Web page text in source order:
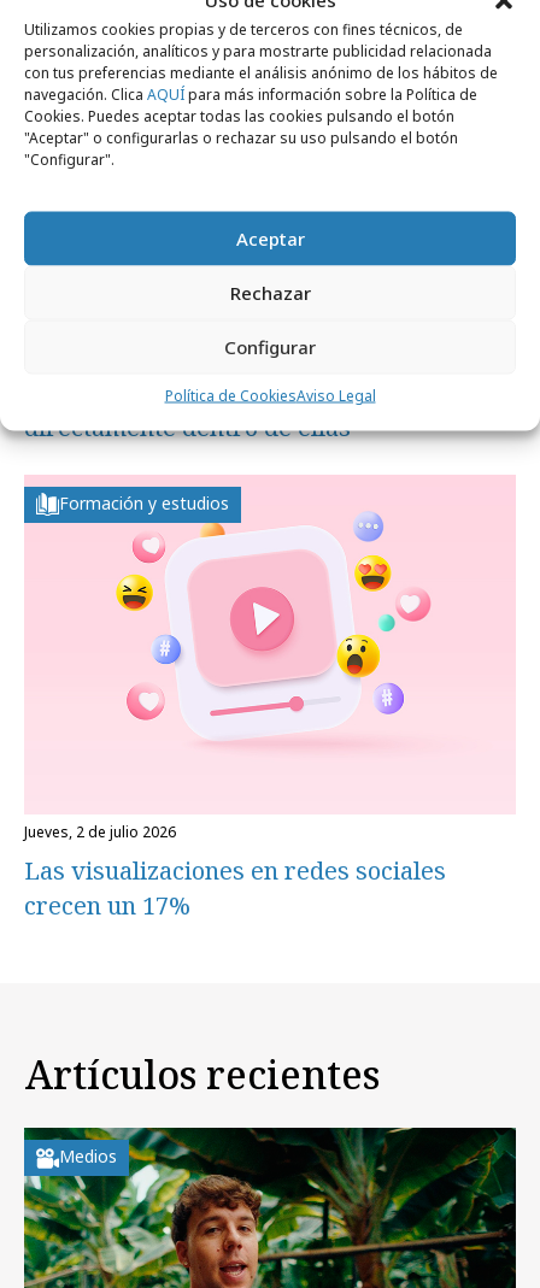
Utilizamos cookies propias y de terceros con fines técnicos, de
personalización, analíticos y para mostrarte publicidad relacionada
con tus preferencias mediante el análisis anónimo de los hábitos de
navegación. Clica AQUÍpara más información sobre la Política de
Cookies. Puedes aceptar todas las cookies pulsando el botón
"Aceptar" o configurarlas o rechazar su uso pulsando el botón
"Configurar".
Aceptar
Rechazar
Configurar
Política de CookiesAviso Legal
Formación y estudios
1 de cada 4 usuarios de redes compra
directamente dentro de ellas
Formación y estudios
jueves, 2 de julio 2026
Las visualizaciones en redes sociales
crecen un 17%
Artículos recientes
Medios